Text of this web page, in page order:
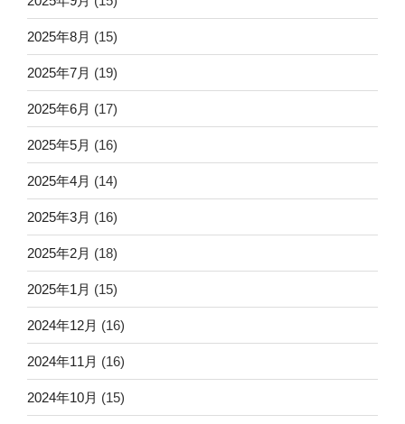
2025年8月 (15)
2025年7月 (19)
2025年6月 (17)
2025年5月 (16)
2025年4月 (14)
2025年3月 (16)
2025年2月 (18)
2025年1月 (15)
2024年12月 (16)
2024年11月 (16)
2024年10月 (15)